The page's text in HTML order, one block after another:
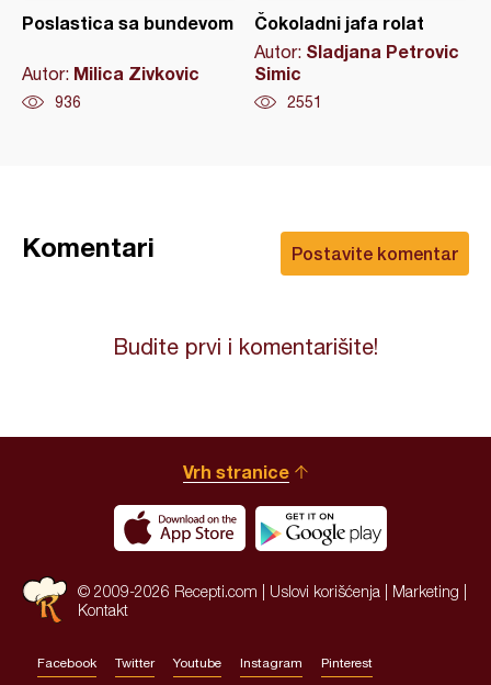
Poslastica sa bundevom
Autor: Milica Zivkovic
936
Čokoladni jafa rolat
Autor: Sladjana Petrovic
Simic
2551
Postavite komentar
Komentari
Budite prvi i komentarišite!
Vrh stranice
© 2009-2026 Recepti.com | Uslovi korišćenja Marketing
Kontakt
Facebook Twitter Youtube Instagram Pinterest